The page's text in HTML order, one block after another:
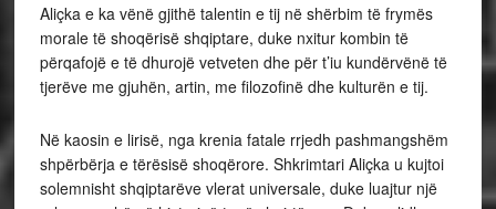
Aliçka e ka vënë gjithë talentin e tij në shërbim të frymës
morale të shoqërisë shqiptare, duke nxitur kombin të
përqafojë e të dhurojë vetveten dhe për t’iu kundërvënë të
tjerëve me gjuhën, artin, me filozofinë dhe kulturën e tij.
Në kaosin e lirisë, nga krenia fatale rrjedh pashmangshëm
shpërbërja e tërësisë shoqërore. Shkrimtari Aliçka u kujtoi
solemnisht shqiptarëve vlerat universale, duke luajtur një